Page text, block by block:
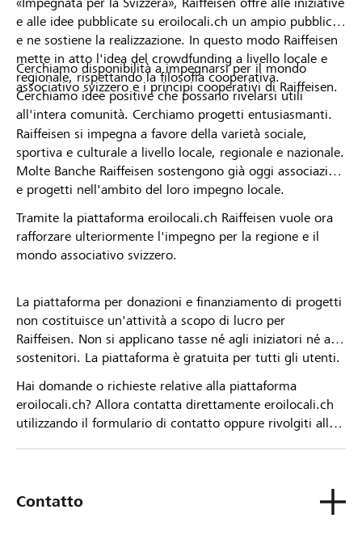
e alle idee pubblicate su eroilocali.ch un ampio pubblico
e ne sostiene la realizzazione. In questo modo Raiffeisen
mette in atto l'idea del crowdfunding a livello locale e
regionale, rispettando la filosofia cooperativa.
Cerchiamo idee positive che possano rivelarsi utili
all'intera comunità. Cerchiamo progetti entusiasmanti.
Cerchiamo disponibilità a impegnarsi per il mondo
associativo svizzero e i principi cooperativi di Raiffeisen.
Raiffeisen si impegna a favore della varietà sociale,
sportiva e culturale a livello locale, regionale e nazionale.
Molte Banche Raiffeisen sostengono già oggi associazioni
e progetti nell'ambito del loro impegno locale.
Tramite la piattaforma eroilocali.ch Raiffeisen vuole ora
rafforzare ulteriormente l'impegno per la regione e il
mondo associativo svizzero.
La piattaforma per donazioni e finanziamento di progetti
non costituisce un'attività a scopo di lucro per
Raiffeisen. Non si applicano tasse né agli iniziatori né ai
sostenitori. La piattaforma è gratuita per tutti gli utenti.
Hai domande o richieste relative alla piattaforma
eroilocali.ch? Allora contatta direttamente eroilocali.ch
utilizzando il formulario di contatto oppure rivolgiti alla
Contatto